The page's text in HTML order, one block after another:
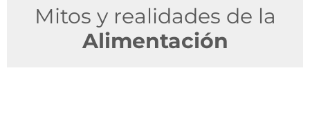
Mitos y realidades de la
Alimentación